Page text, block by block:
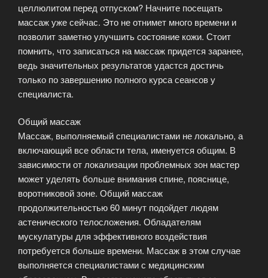
целлюлитом перед отпуском? Начните посещать
массаж уже сейчас. Это не отнимет много времени и
позволит заметно улучшить состояние кожи. Стоит
помнить, что записаться на массаж придется заранее,
ведь значительных результатов удастся достичь
только по завершению полного курса сеансов у
специалиста.
Общий массаж
Массаж, выполняемый специалистами не локально, а
включающий все области тела, именуется общим. В
зависимости от локализации проблемных зон мастер
может уделять больше внимания спине, пояснице,
воротниковой зоне. Общий массаж
продолжительностью 60 минут подойдет людям
астенического телосложения. Обладателям
мускулатуры для эффективного воздействия
потребуется больше времени. Массаж в этом случае
выполняется специалистами с медицинским